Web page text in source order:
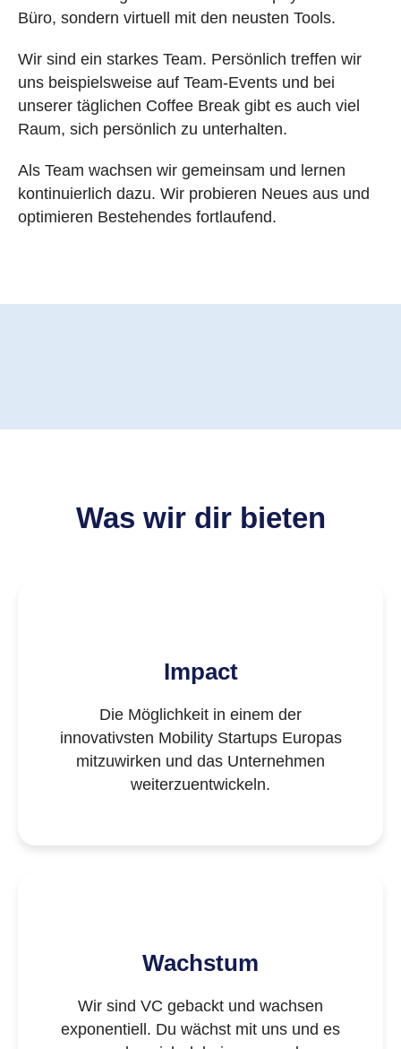
Büro, sondern virtuell mit den neusten Tools.
Wir sind ein starkes Team. Persönlich treffen wir
uns beispielsweise auf Team-Events und bei
unserer täglichen Coffee Break gibt es auch viel
Raum, sich persönlich zu unterhalten.
Als Team wachsen wir gemeinsam und lernen
kontinuierlich dazu. Wir probieren Neues aus und
optimieren Bestehendes fortlaufend.
Was wir dir bieten
Impact
Die Möglichkeit in einem der
innovativsten Mobility Startups Europas
mitzuwirken und das Unternehmen
weiterzuentwickeln.
Wachstum
Wir sind VC gebackt und wachsen
exponentiell. Du wächst mit uns und es